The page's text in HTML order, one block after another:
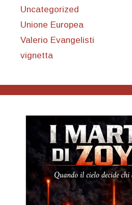
Uncategorized
Unione Europea
Valerio Evangelisti
vignetta